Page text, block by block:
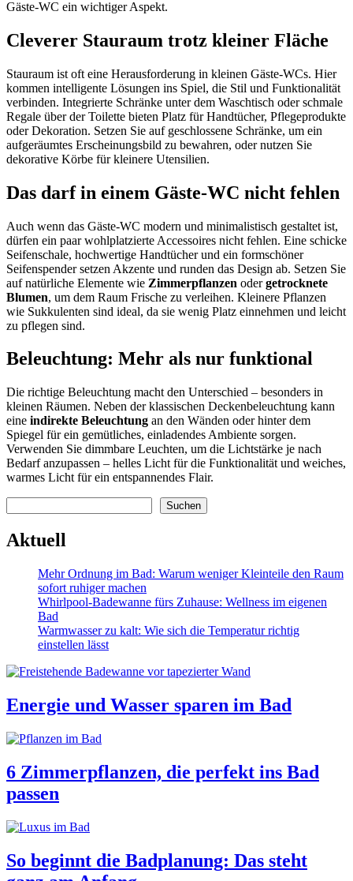
Gäste-WC ein wichtiger Aspekt.
Cleverer Stauraum trotz kleiner Fläche
Stauraum ist oft eine Herausforderung in kleinen Gäste-WCs. Hier
kommen intelligente Lösungen ins Spiel, die Stil und Funktionalität
verbinden. Integrierte Schränke unter dem Waschtisch oder schmale
Regale über der Toilette bieten Platz für Handtücher, Pflegeprodukte
oder Dekoration. Setzen Sie auf geschlossene Schränke, um ein
aufgeräumtes Erscheinungsbild zu bewahren, oder nutzen Sie
dekorative Körbe für kleinere Utensilien.
Das darf in einem Gäste-WC nicht fehlen
Auch wenn das Gäste-WC modern und minimalistisch gestaltet ist,
dürfen ein paar wohlplatzierte Accessoires nicht fehlen. Eine schicke
Seifenschale, hochwertige Handtücher und ein formschöner
Seifenspender setzen Akzente und runden das Design ab. Setzen Sie
auf natürliche Elemente wie Zimmerpflanzen odergetrocknete
Blumen, um dem Raum Frische zu verleihen. Kleinere Pflanzen
wie Sukkulenten sind ideal, da sie wenig Platz einnehmen und leicht
zu pflegen sind.
Beleuchtung: Mehr als nur funktional
Die richtige Beleuchtung macht den Unterschied – besonders in
kleinen Räumen. Neben der klassischen Deckenbeleuchtung kann
eine indirekte Beleuchtung an den Wänden oder hinter dem
Spiegel für ein gemütliches, einladendes Ambiente sorgen.
Verwenden Sie dimmbare Leuchten, um die Lichtstärke je nach
Bedarf anzupassen – helles Licht für die Funktionalität und weiches,
warmes Licht für ein entspannendes Flair.
Suchen
Aktuell
Mehr Ordnung im Bad: Warum weniger Kleinteile den Raum
sofort ruhiger machen
Whirlpool-Badewanne fürs Zuhause: Wellness im eigenen
Bad
Warmwasser zu kalt: Wie sich die Temperatur richtig
einstellen lässt
Energie und Wasser sparen im Bad
6 Zimmerpflanzen, die perfekt ins Bad
passen
So beginnt die Badplanung: Das steht